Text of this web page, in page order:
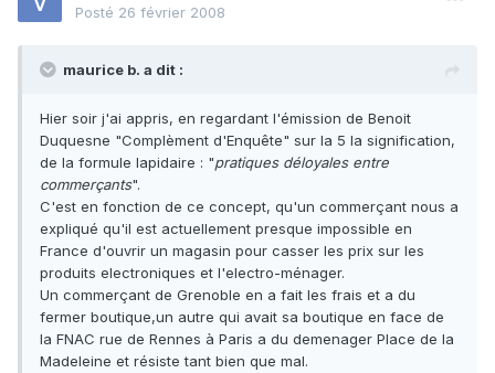
Posté 26 février 2008
maurice b. a dit :
Hier soir j'ai appris, en regardant l'émission de Benoit
Duquesne "Complèment d'Enquête" sur la 5 la signification,
de la formule lapidaire : "pratiques déloyales entre
commerçants".
C'est en fonction de ce concept, qu'un commerçant nous a
expliqué qu'il est actuellement presque impossible en
France d'ouvrir un magasin pour casser les prix sur les
produits electroniques et l'electro-ménager.
Un commerçant de Grenoble en a fait les frais et a du
fermer boutique,un autre qui avait sa boutique en face de
la FNAC rue de Rennes à Paris a du demenager Place de la
Madeleine et résiste tant bien que mal.